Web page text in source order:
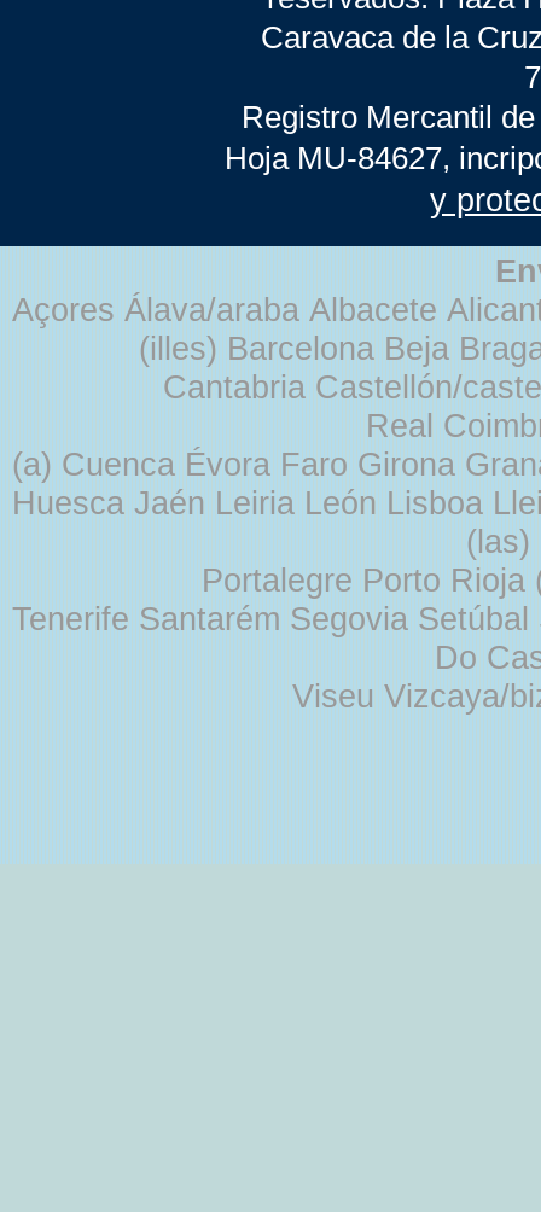
Caravaca de la
Registro Mercantil
Hoja MU-84627,
y
Açores Álava/araba Albacete
(illes) Barcelona Beja
Cantabria Castellón/
Real
(a) Cuenca Évora Faro Girona
Huesca Jaén Leiria León Lisboa
Portalegre Porto
Tenerife Santarém Segovia
Do
Viseu Vizcaya/